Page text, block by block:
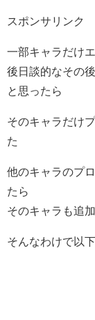
スポンサリンク
一部キャラだけ
後日談的なその
と思ったら
そのキャラだけ
た
他のキャラのプ
たら
そのキャラも追
そんなわけで以